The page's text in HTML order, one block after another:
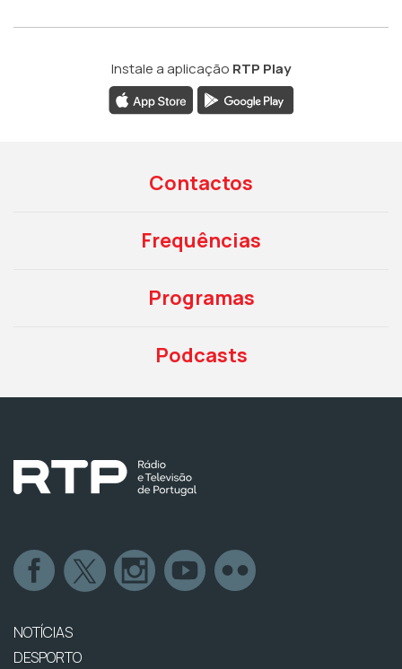
Instale a aplicação RTP Play
Contactos
Frequências
Programas
Podcasts
NOTÍCIAS
DESPORTO